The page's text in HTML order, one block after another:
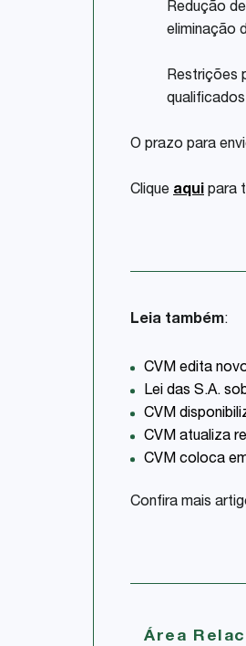
Redução
eliminação
Restrições
O prazo para
Clique aqui para
Leia também:
CVM edita
Lei das S.A.
CVM
CVM atualiza
CVM coloca
Confira mais
Área